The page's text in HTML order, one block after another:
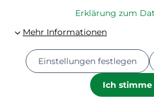
© 2026 Jurhan.at 💚 | Alle
Datenschutz-Einstellungen
Erklärung zum
Einstellungen festlegen
Ich stimme